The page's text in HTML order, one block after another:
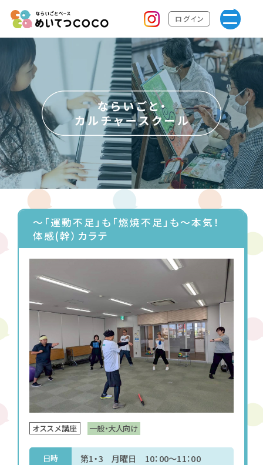
ログイン
～「運動不足」も「燃焼不足」も～本気！
体感(幹）カラテ
オススメ講座 一般・大人向け
日時 第1・3 月曜日 10：00～11：00